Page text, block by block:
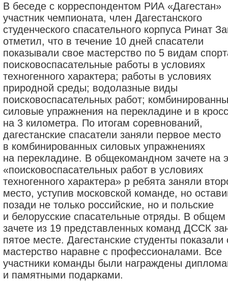
В беседе с корреспондентом РИА «Дагестан»
участник чемпионата, член Дагестанского
студенческого спасательного корпуса Ринат
отметил, что в течение 10 дней спасатели
показывали свое мастерство по 5 видам
поисковоспасательные работы в условиях
техногенного характера; работы в условиях
природной среды; водолазные виды
поисковоспасательных работ;
силовые упражнения на перекладине и в
на 3 километра. По итогам соревнований,
дагестанские спасатели заняли первое место
в комбинированных силовых упражнениях
на перекладине. В общекомандном зачете на
«поисковоспасательных работ в условиях
техногенного характера» р ребята заняли
место, уступив московской команде, но
позади не только российские, но и польские
и белорусские спасательные отряды. В
зачете из 19 представленных команд ДССК
пятое месте. Дагестанские студенты показали
мастерство наравне с профессионалами. Все
участники команды были награждены
и памятными подарками.